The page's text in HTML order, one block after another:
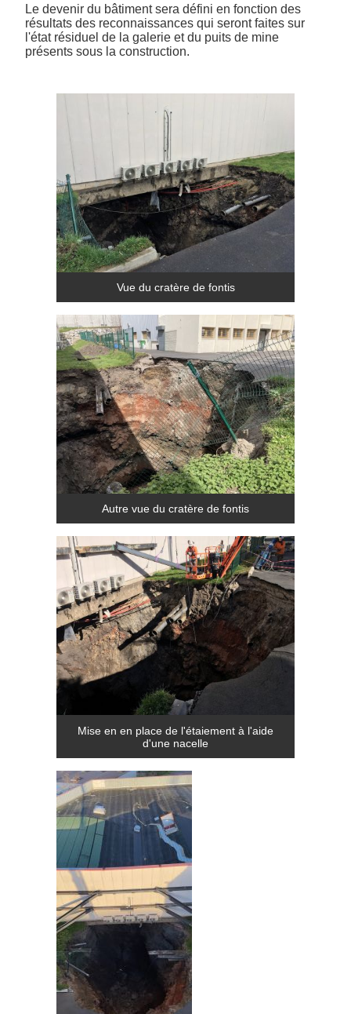
Le devenir du bâtiment sera défini en fonction des
résultats des reconnaissances qui seront faites sur
l'état résiduel de la galerie et du puits de mine
présents sous la construction.
Vue du cratère de fontis
Autre vue du cratère de fontis
Mise en en place de l'étaiement à l'aide
d'une nacelle